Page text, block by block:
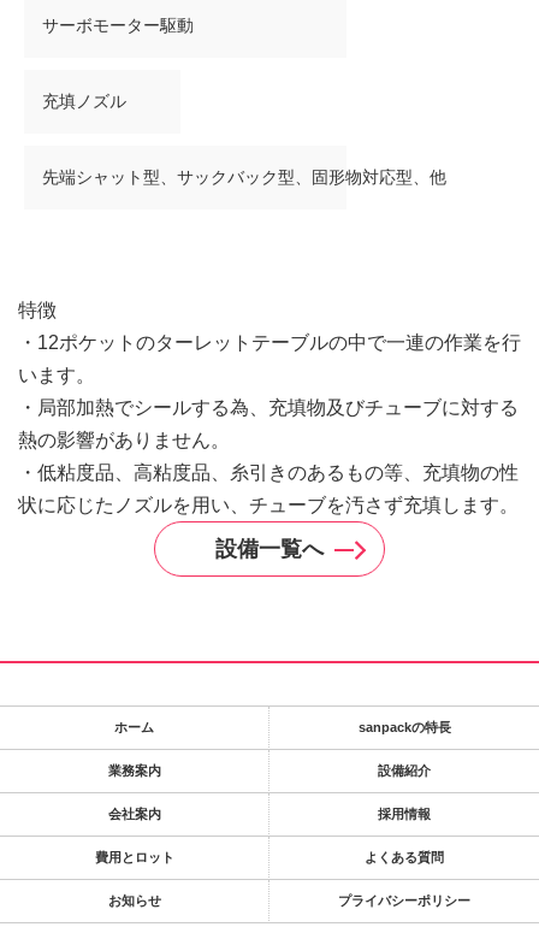
サーボモーター駆動
充填ノズル
先端シャット型、サックバック型、固形物対応型、他
特徴
・12ポケットのターレットテーブルの中で一連の作業を行
います。
・局部加熱でシールする為、充填物及びチューブに対する
熱の影響がありません。
・低粘度品、高粘度品、糸引きのあるもの等、充填物の性
状に応じたノズルを用い、チューブを汚さず充填します。
設備一覧へ
ホーム sanpackの特長
業務案内 設備紹介
会社案内 採用情報
費用とロット よくある質問
お知らせ プライバシーポリシー